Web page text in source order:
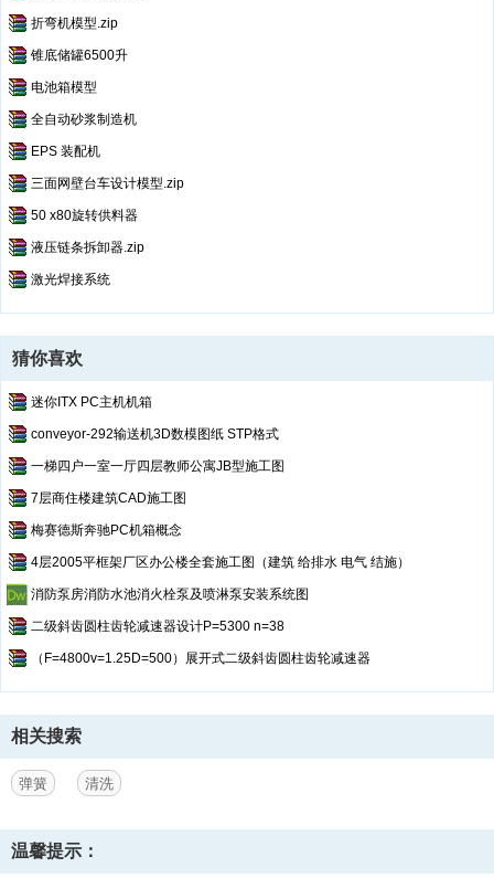
折弯机模型.zip
锥底储罐6500升
电池箱模型
全自动砂浆制造机
EPS 装配机
三面网壁台车设计模型.zip
50 x80旋转供料器
液压链条拆卸器.zip
激光焊接系统
猜你喜欢
迷你ITX PC主机机箱
conveyor-292输送机3D数模图纸 STP格式
一梯四户一室一厅四层教师公寓JB型施工图
7层商住楼建筑CAD施工图
梅赛德斯奔驰PC机箱概念
4层2005平框架厂区办公楼全套施工图（建筑 给排水 电气 结施）
消防泵房消防水池消火栓泵及喷淋泵安装系统图
二级斜齿圆柱齿轮减速器设计P=5300 n=38
（F=4800v=1.25D=500）展开式二级斜齿圆柱齿轮减速器
相关搜索
弹簧 清洗
温馨提示：